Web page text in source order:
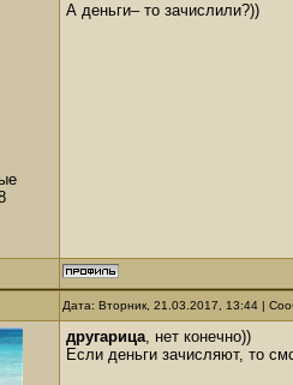
А деньги– то зачислили?))
Дата: Вторник, 21.03.2017, 13:44 |
другарица, нет конечно))
Если деньги зачисляют, то